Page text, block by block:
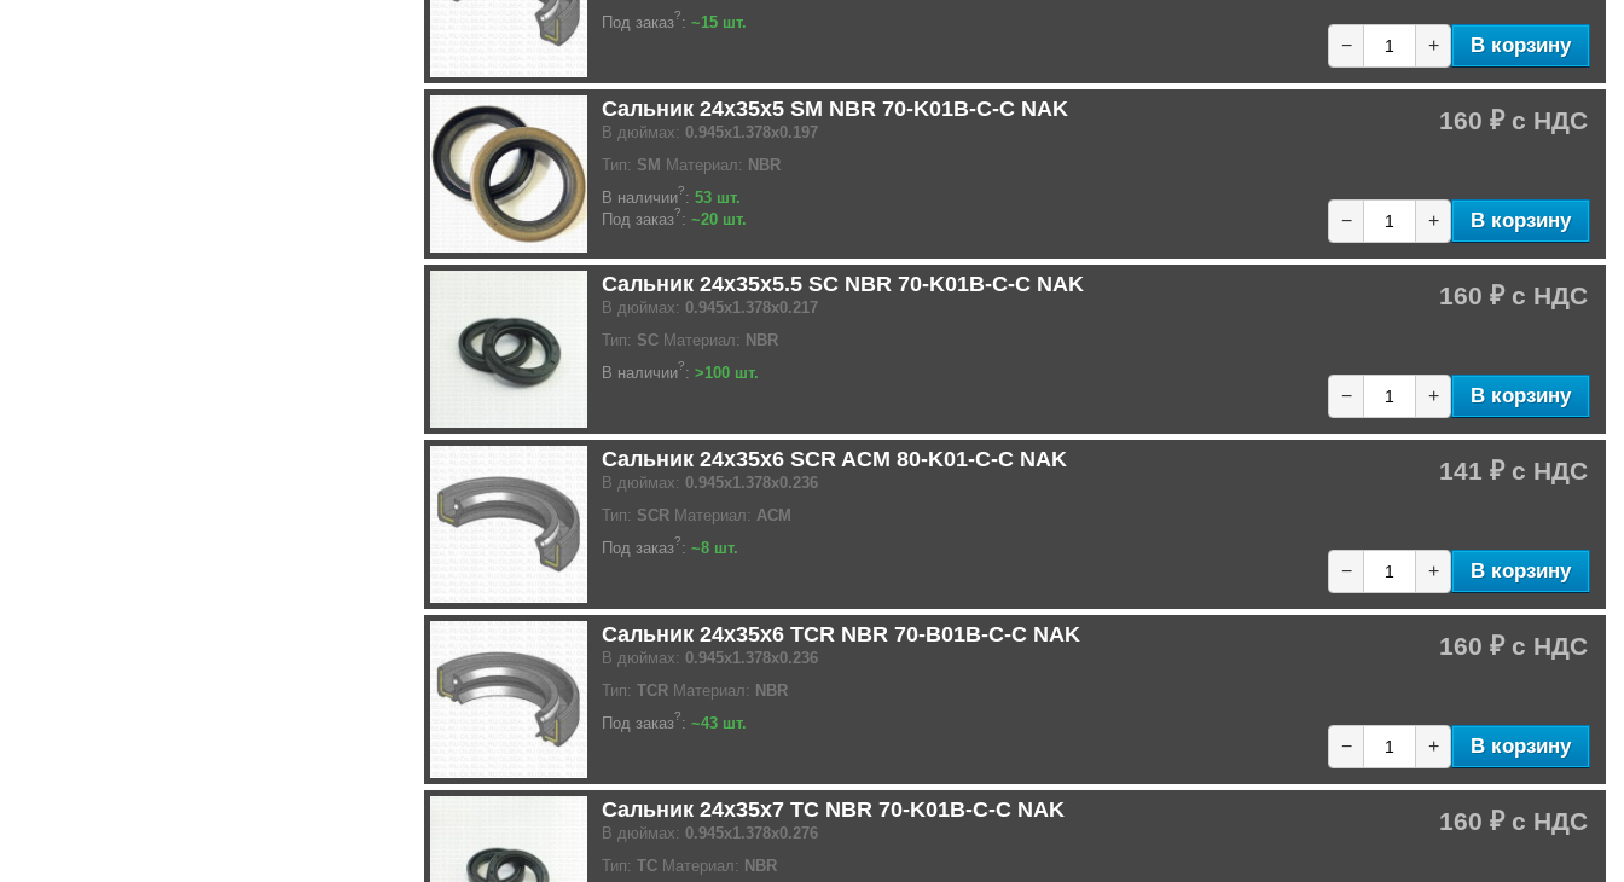
Под заказ?: ~15 шт.
− + В корзину
Сальник 24x35x5 SM NBR 70-K01B-C-C NAK
В дюймах: 0.945x1.378x0.197
Тип: SM Материал: NBR
В наличии?: 53 шт.
Под заказ?: ~20 шт.
160 ₽
− + В корзину
Сальник 24x35x5.5 SC NBR 70-K01B-C-C NAK
В дюймах: 0.945x1.378x0.217
Тип: SC Материал: NBR
В наличии?: >100 шт.
160 ₽
− + В корзину
Сальник 24x35x6 SCR ACM 80-K01-C-C NAK
В дюймах: 0.945x1.378x0.236
Тип: SCR Материал: ACM
Под заказ?: ~8 шт.
141 ₽
− + В корзину
Сальник 24x35x6 TCR NBR 70-B01B-C-C NAK
В дюймах: 0.945x1.378x0.236
Тип: TCR Материал: NBR
Под заказ?: ~43 шт.
160 ₽
− + В корзину
Сальник 24x35x7 TC NBR 70-K01B-C-C NAK
В дюймах: 0.945x1.378x0.276
Тип: TC Материал: NBR
160 ₽